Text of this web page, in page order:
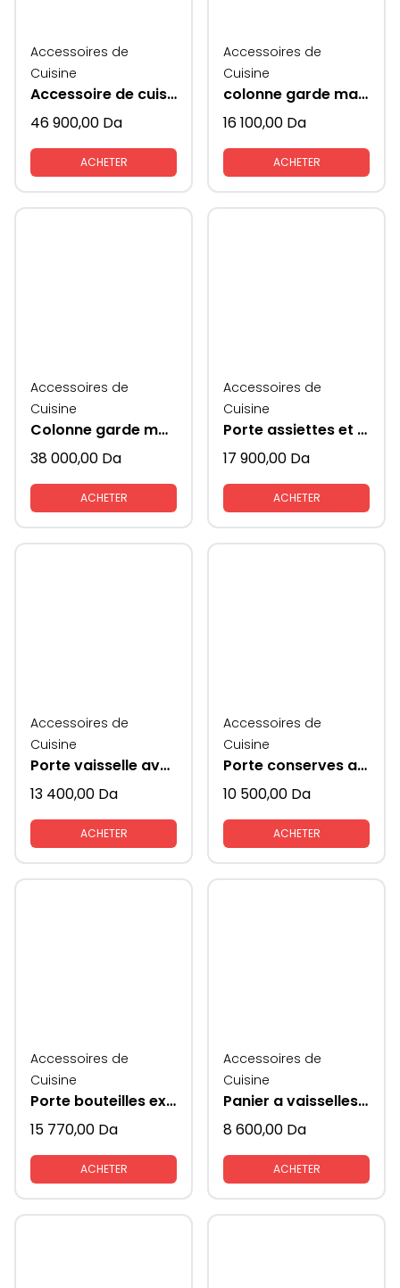
Accessoires de
Cuisine
Accessoire de cuisine rangement colonne
46 900,00 Da
ACHETER
Accessoires de
Cuisine
colonne garde manger style frigo pour placard du bas
16 100,00 Da
ACHETER
Accessoires de
Cuisine
Colonne garde manger
38 000,00 Da
ACHETER
Accessoires de
Cuisine
Porte assiettes et couverts extractible coté verres
17 900,00 Da
ACHETER
Accessoires de
Cuisine
Porte vaisselle avec coté en verre
13 400,00 Da
ACHETER
Accessoires de
Cuisine
Porte conserves avec coté en verre
10 500,00 Da
ACHETER
Accessoires de
Cuisine
Porte bouteilles extractible
15 770,00 Da
ACHETER
Accessoires de
Cuisine
Panier a vaisselles extractible
8 600,00 Da
ACHETER